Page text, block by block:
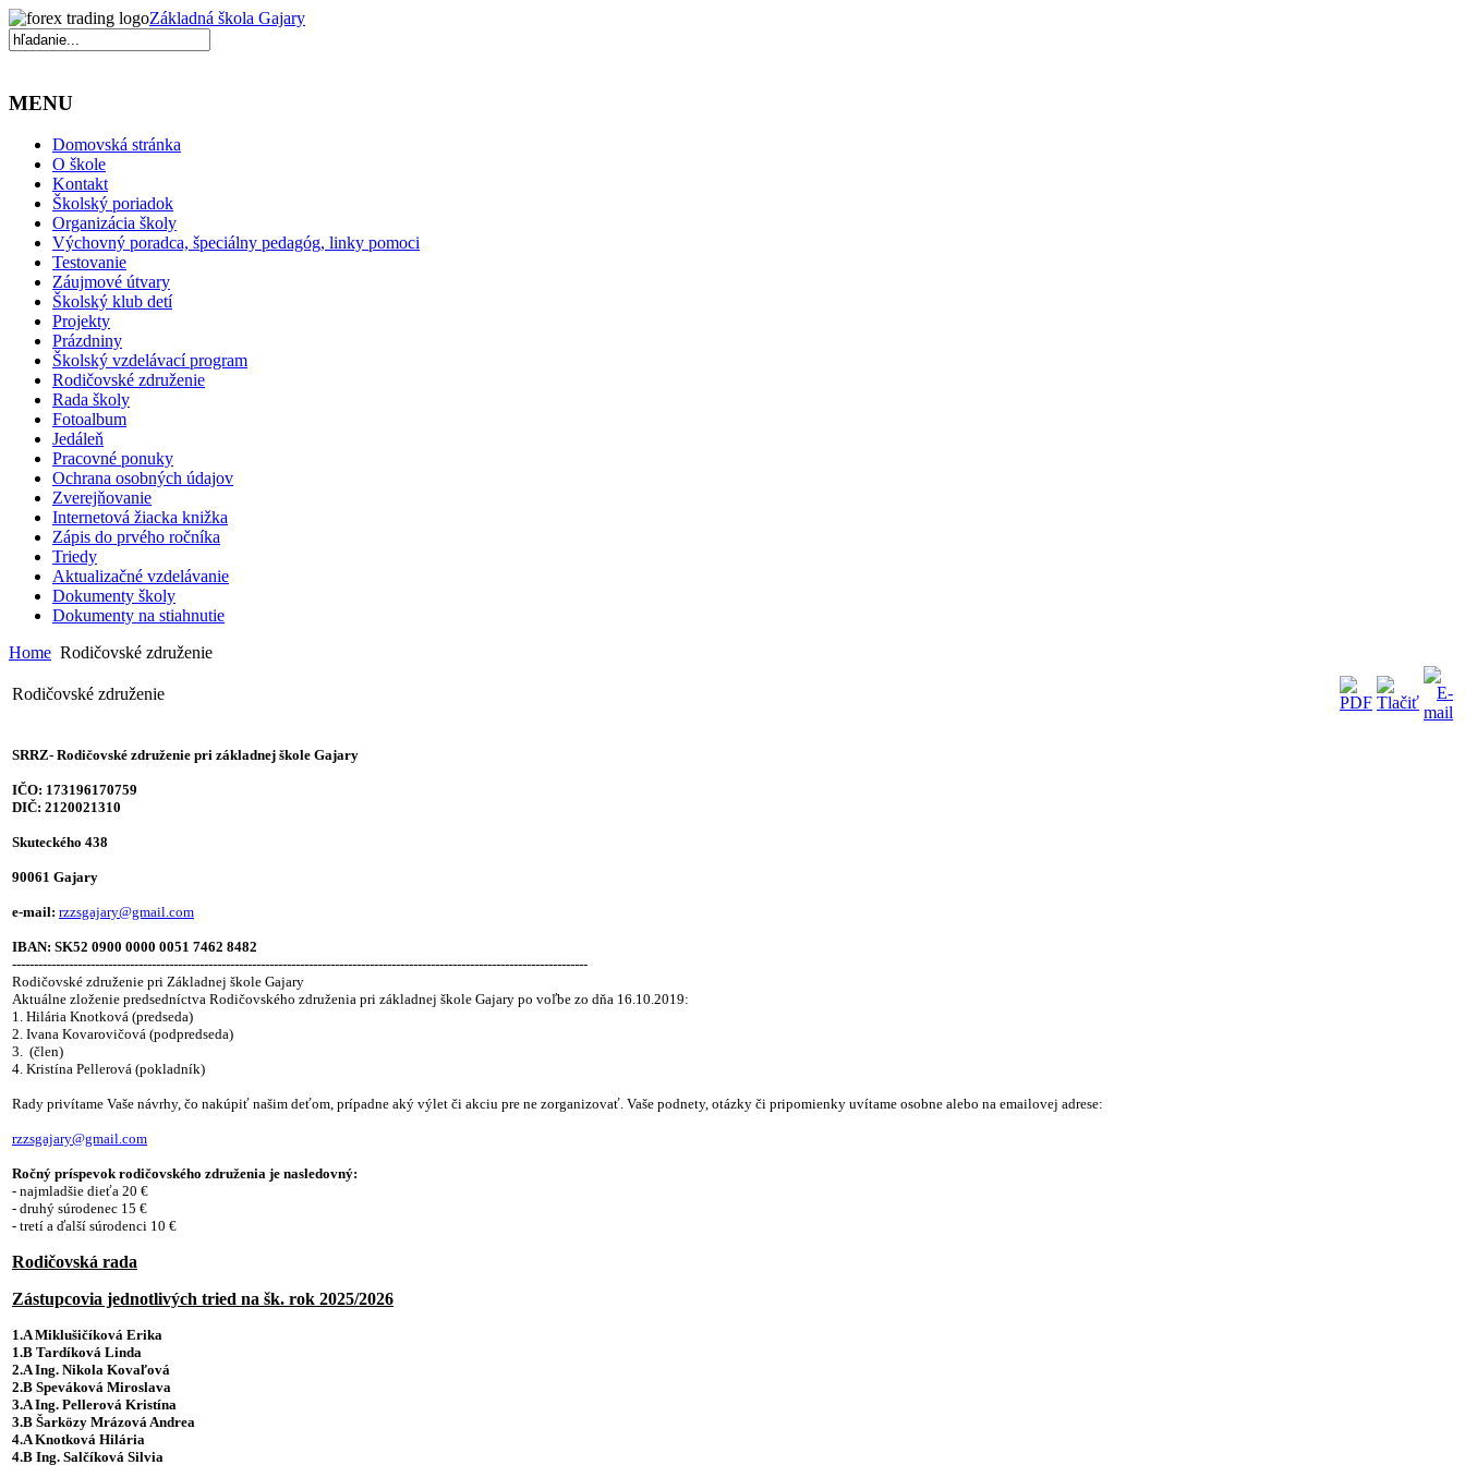
Základná škola Gajary
MENU
Domovská stránka
O škole
Kontakt
Školský poriadok
Organizácia školy
Výchovný poradca, špeciálny pedagóg, linky pomoci
Testovanie
Záujmové útvary
Školský klub detí
Projekty
Prázdniny
Školský vzdelávací program
Rodičovské združenie
Rada školy
Fotoalbum
Jedáleň
Pracovné ponuky
Ochrana osobných údajov
Zverejňovanie
Internetová žiacka knižka
Zápis do prvého ročníka
Triedy
Aktualizačné vzdelávanie
Dokumenty školy
Dokumenty na stiahnutie
Home Rodičovské združenie
Rodičovské združenie
SRRZ- Rodičovské združenie pri základnej škole Gajary
IČO: 173196170759
DIČ: 2120021310
Skuteckého 438
90061 Gajary
e-mail: rzzsgajary@gmail.com
IBAN: SK52 0900 0000 0051 7462 8482
------------------------------------------------------------------------------------------------------------------------------------
Rodičovské združenie pri Základnej škole Gajary
Aktuálne zloženie predsedníctva Rodičovského združenia pri základnej škole Gajary po voľbe zo dňa 16.10.2019:
1. Hilária Knotková (predseda)
2. Ivana Kovarovičová (podpredseda)
3. (člen)
4. Kristína Pellerová (pokladník)
Rady privítame Vaše návrhy, čo nakúpiť našim deťom, prípadne aký výlet či akciu pre ne zorganizovať. Vaše podnety, otázky či pripomienky uvítame osobne alebo na emailovej adrese:
rzzsgajary@gmail.com
Ročný príspevok rodičovského združenia je nasledovný:
- najmladšie dieťa 20 €
- druhý súrodenec 15 €
- tretí a ďalší súrodenci 10 €
Rodičovská rada
Zástupcovia jednotlivých tried na šk. rok 2025/2026
1.A Miklušičíková Erika
1.B Tardíková Linda
2.AIng. Nikola Kovaľová
2.B Speváková Miroslava
3.AIng. Pellerová Kristína
3.B Šarközy Mrázová Andrea
4.AKnotková Hilária
4.B Ing. Salčíková Silvia